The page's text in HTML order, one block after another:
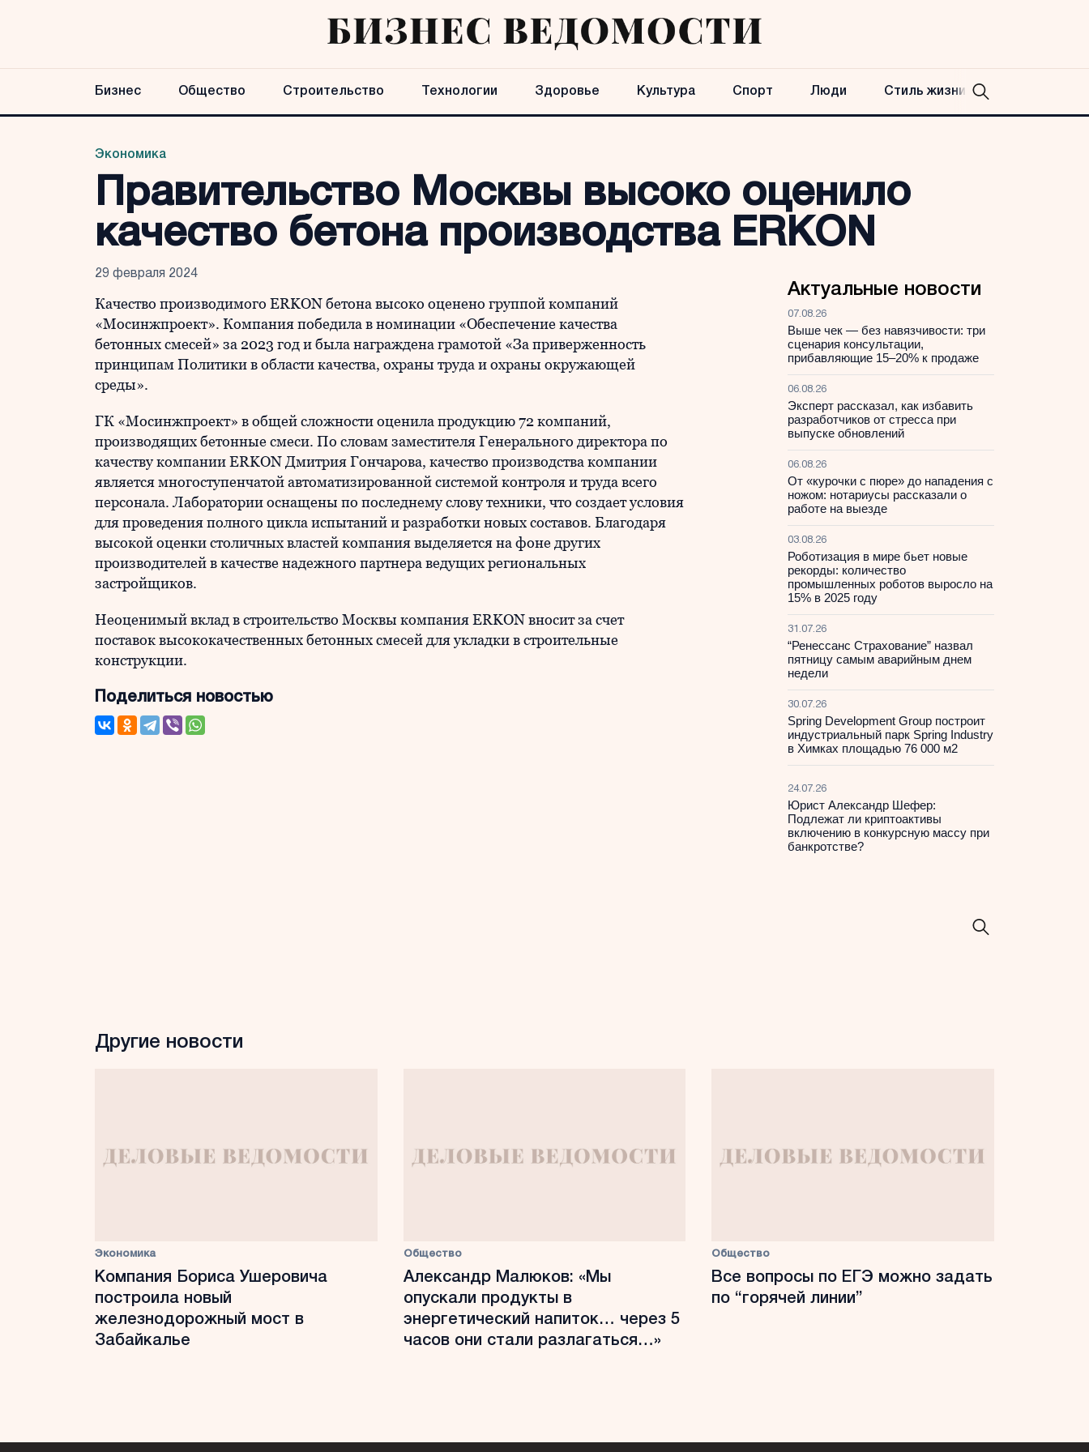
Бизнес Общество Строительство Технологии Здоровье Культура Спорт Люди Стиль жизни
Экономика
Правительство Москвы высоко оценило
качество бетона производства ERKON
29 февраля 2024
Качество производимого ERKON бетона высоко оценено группой компаний
«Мосинжпроект». Компания победила в номинации «Обеспечение качества
бетонных смесей» за 2023 год и была награждена грамотой «За приверженность
принципам Политики в области качества, охраны труда и охраны окружающей
среды».
ГК «Мосинжпроект» в общей сложности оценила продукцию 72 компаний,
производящих бетонные смеси. По словам заместителя Генерального директора по
качеству компании ERKON Дмитрия Гончарова, качество производства компании
является многоступенчатой автоматизированной системой контроля и труда всего
персонала. Лаборатории оснащены по последнему слову техники, что создает условия
для проведения полного цикла испытаний и разработки новых составов. Благодаря
высокой оценки столичных властей компания выделяется на фоне других
производителей в качестве надежного партнера ведущих региональных
застройщиков.
Неоценимый вклад в строительство Москвы компания ERKON вносит за счет
поставок высококачественных бетонных смесей для укладки в строительные
конструкции.
Поделиться новостью
Актуальные новости
07.08.26
Выше чек — без навязчивости: три
сценария консультации,
прибавляющие 15–20% к продаже
06.08.26
Эксперт рассказал, как избавить
разработчиков от стресса при
выпуске обновлений
06.08.26
От «курочки с пюре» до нападения с
ножом: нотариусы рассказали о
работе на выезде
03.08.26
Роботизация в мире бьет новые
рекорды: количество
промышленных роботов выросло на
15% в 2025 году
31.07.26
“Ренессанс Страхование” назвал
пятницу самым аварийным днем
недели
30.07.26
Spring Development Group построит
индустриальный парк Spring Industry
в Химках площадью 76 000 м2
24.07.26
Юрист Александр Шефер:
Подлежат ли криптоактивы
включению в конкурсную массу при
банкротстве?
Другие новости
Экономика
Компания Бориса Ушеровича
построила новый
железнодорожный мост в
Забайкалье
Общество
Александр Малюков: «Мы
опускали продукты в
энергетический напиток… через 5
часов они стали разлагаться…»
Общество
Все вопросы по ЕГЭ можно задать
по “горячей линии”